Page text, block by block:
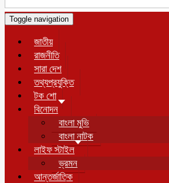
Toggle navigation
জাতীয়
রাজনীতি
সারা দেশ
তথ্যপ্রযুক্তি
টক শো
বিনোদন
বাংলা মুভি
বাংলা নাটক
লাইফ স্টাইল
ভ্রমন
আন্তর্জাতিক